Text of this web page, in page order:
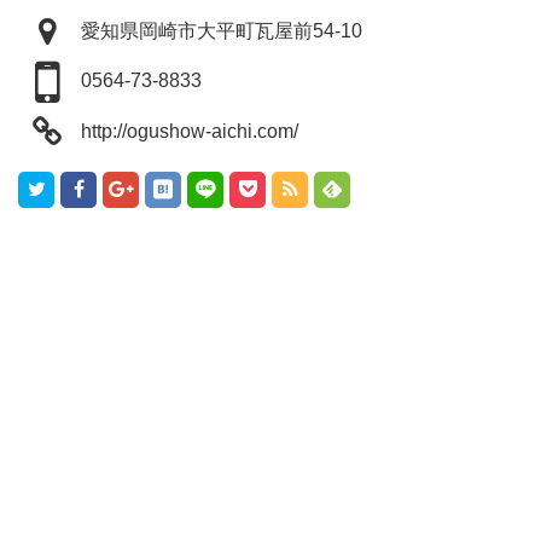
愛知県岡崎市大平町瓦屋前54-10
0564-73-8833
http://ogushow-aichi.com/